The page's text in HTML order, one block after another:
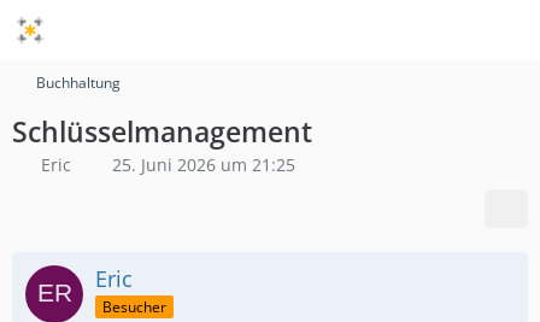
Buchhaltung
Schlüsselmanagement
Eric 25. Juni 2026 um 21:25
Eric
Besucher